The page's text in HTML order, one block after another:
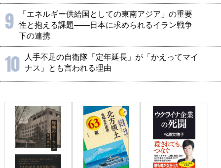
9
「エネルギー供給国としての東南アジア」の重要
性と抱える課題――日本に求められるイラン戦争
下の連携
10
人手不足の自衛隊「定年延長」が「かえってマイ
ナス」とも言われる理由